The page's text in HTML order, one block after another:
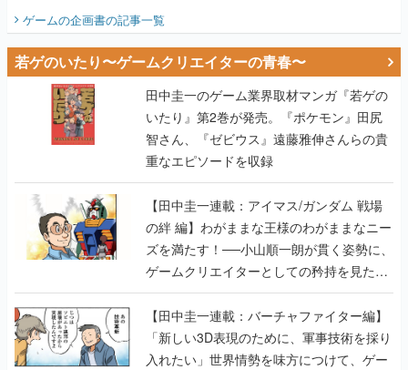
ビュー】
ゲームの企画書の記事一覧
若ゲのいたり〜ゲームクリエイターの青春〜
田中圭一のゲーム業界取材マンガ『若ゲの
いたり』第2巻が発売。『ポケモン』田尻
智さん、『ゼビウス』遠藤雅伸さんらの貴
重なエピソードを収録
【田中圭一連載：アイマス/ガンダム 戦場
の絆 編】わがままな王様のわがままなニー
ズを満たす！──小山順一朗が貫く姿勢に、
ゲームクリエイターとしての矜持を見た
【若ゲのいたり最終回】
【田中圭一連載：バーチャファイター編】
「新しい3D表現のために、軍事技術を採り
入れたい」世界情勢を味方につけて、ゲー